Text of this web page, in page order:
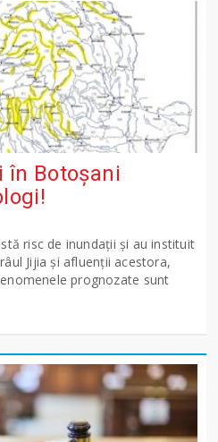
în Botoșani
risc de inundații și au instituit
Jijia și afluenții acestora,
prognozate sunt